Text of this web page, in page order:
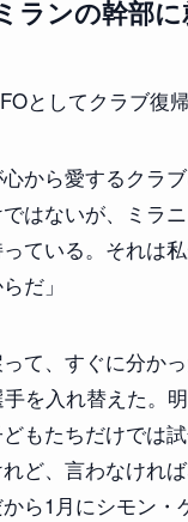
ランの幹部
としてクラブ復
心から愛するクラ
はないが、ミラ
ている。それは
だ」
って、すぐに分か
を入れ替えた。
もたちだけでは
ど、言わなけれ
ら1月にシモン